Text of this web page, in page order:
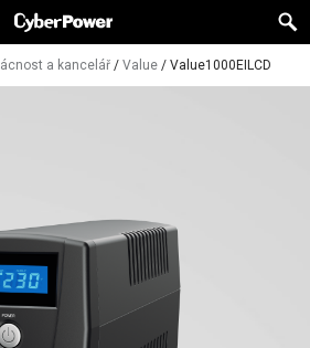
a kancelář / Value / Value1000EILCD